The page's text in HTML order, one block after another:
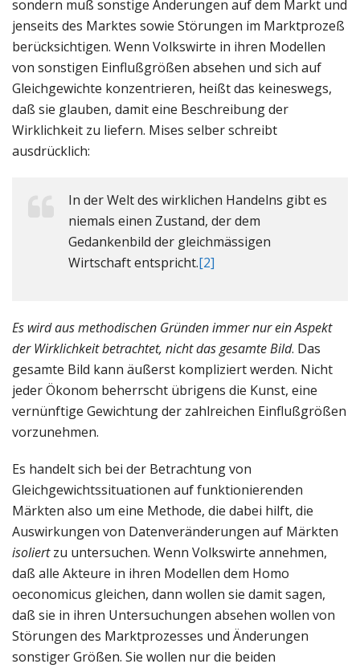
sondern muß sonstige Änderungen auf dem Markt und
jenseits des Marktes sowie Störungen im Marktprozeß
berücksichtigen. Wenn Volkswirte in ihren Modellen
von sonstigen Einflußgrößen absehen und sich auf
Gleichgewichte konzentrieren, heißt das keineswegs,
daß sie glauben, damit eine Beschreibung der
Wirklichkeit zu liefern. Mises selber schreibt
ausdrücklich:
In der Welt des wirklichen Handelns gibt es
niemals einen Zustand, der dem
Gedankenbild der gleichmässigen
Wirtschaft entspricht.[2]
Es wird aus methodischen Gründen immer nur ein Aspekt
der Wirklichkeit betrachtet, nicht das gesamte Bild. Das
gesamte Bild kann äußerst kompliziert werden. Nicht
jeder Ökonom beherrscht übrigens die Kunst, eine
vernünftige Gewichtung der zahlreichen Einflußgrößen
vorzunehmen.
Es handelt sich bei der Betrachtung von
Gleichgewichtssituationen auf funktionierenden
Märkten also um eine Methode, die dabei hilft, die
Auswirkungen von Datenveränderungen auf Märkten
isoliertzu untersuchen. Wenn Volkswirte annehmen,
daß alle Akteure in ihren Modellen dem Homo
oeconomicus gleichen, dann wollen sie damit sagen,
daß sie in ihren Untersuchungen absehen wollen von
Störungen des Marktprozesses und Änderungen
sonstiger Größen. Sie wollen nur die beiden